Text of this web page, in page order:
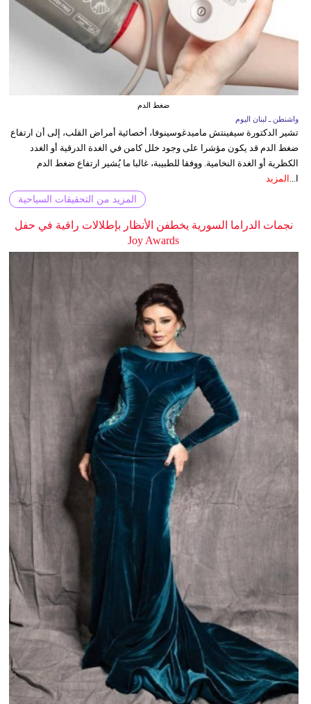
ضغط الدم
واشنطن ـ لبنان اليوم
تشير الدكتورة سيفينتش ماميدغوسينوفا، أخصائية أمراض القلب، إلى أن ارتفاع
ضغط الدم قد يكون مؤشرا على وجود خلل كامن في الغدة الدرقية أو الغدد
الكظرية أو الغدة النخامية. ووفقا للطبيبة، غالبا ما يُشير ارتفاع ضغط الدم
ا... المزيد
المزيد من التحقيقات السياحية
نجمات الدراما السورية يخطفن الأنظار بإطلالات راقية في حفل
Joy Awards